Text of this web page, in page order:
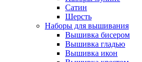
Сатин
Шерсть
Наборы для вышивания
Вышивка бисером
Вышивка гладью
Вышивка икон